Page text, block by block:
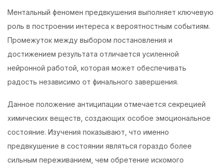
Ментальный феномен предвкушения выполняет ключевую
роль в построении интереса к вероятностным событиям.
Промежуток между выбором постановления и
достижением результата отличается усиленной
нейронной работой, которая может обеспечивать
радость независимо от финального завершения.
Данное положение антиципации отмечается секрецией
химических веществ, создающих особое эмоциональное
состояние. Изучения показывают, что именно
предвкушение в состоянии являться гораздо более
сильным переживанием, чем обретение искомого